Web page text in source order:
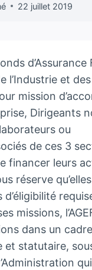
22 juillet 2019
l’Industrie et
mission
Dirigeants
ou
de ces 3
financer leurs
réserve
missions,
dans un cadre
et statutaire,